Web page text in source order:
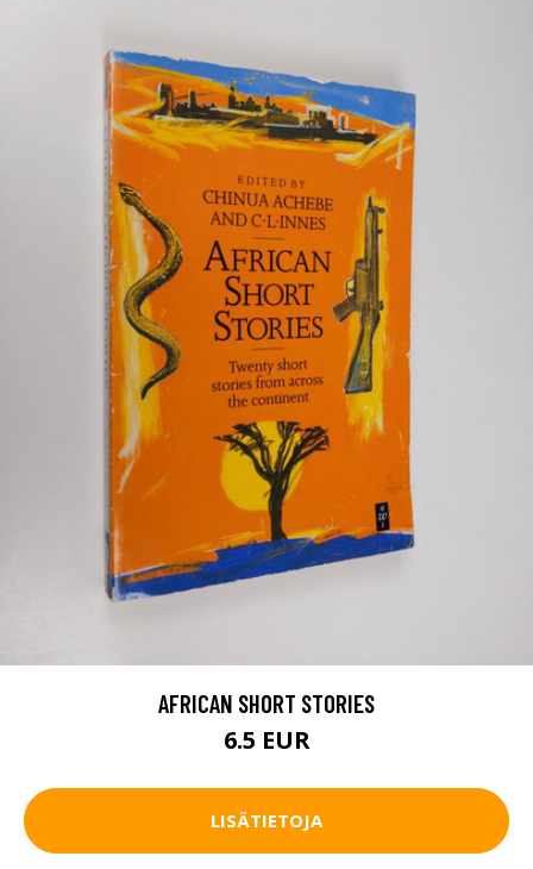
AFRICAN SHORT STORIES
6.5 EUR
LISÄTIETOJA